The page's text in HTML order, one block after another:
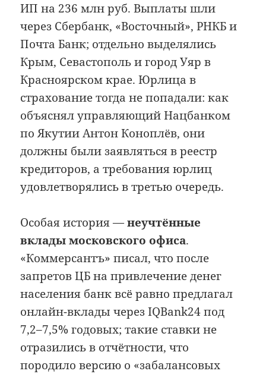
ИП на 236 млн руб. Выплаты шли
через Сбербанк, «Восточный», РНКБ и
Почта Банк; отдельно выделялись
Крым, Севастополь и город Уяр в
Красноярском крае. Юрлица в
страхование тогда не попадали: как
объяснял управляющий Нацбанком
по Якутии Антон Коноплёв, они
должны были заявляться в реестр
кредиторов, а требования юрлиц
удовлетворялись в третью очередь.
Особая история —неучтённые
вклады московского офиса.
«Коммерсантъ» писал, что после
запретов ЦБ на привлечение денег
населения банк всё равно предлагал
онлайн-вклады через IQBank24 под
7,2–7,5% годовых; такие ставки не
отразились в отчётности, что
породило версию о «забалансовых